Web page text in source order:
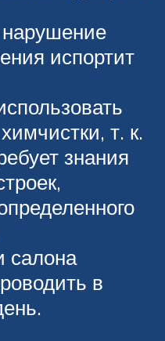
испортит
т. к.
знания
салона
в